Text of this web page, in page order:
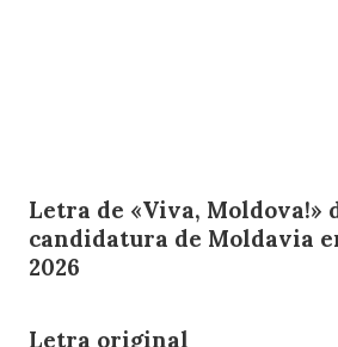
Letra de «Viva, Moldova!»
candidatura de Moldavia
2026
Letra original